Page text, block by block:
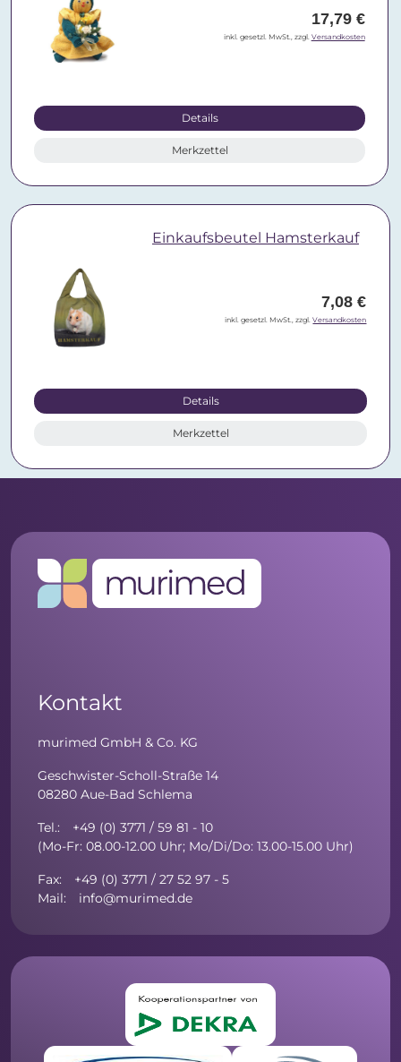
17,79 €
inkl. gesetzl. MwSt., zzgl. Versandkosten
Details
Merkzettel
Einkaufsbeutel Hamsterkauf
7,08 €
inkl. gesetzl. MwSt., zzgl.Versandkosten
Details
Merkzettel
Kontakt
murimed GmbH & Co. KG
Geschwister-Scholl-Straße 14
08280 Aue-Bad Schlema
Tel.: +49 (0) 3771 / 59 81 - 10
(Mo-Fr: 08.00-12.00 Uhr; Mo/Di/Do: 13.00-15.00 Uhr)
Fax: +49 (0) 3771 / 27 52 97 - 5
Mail: info@murimed.de